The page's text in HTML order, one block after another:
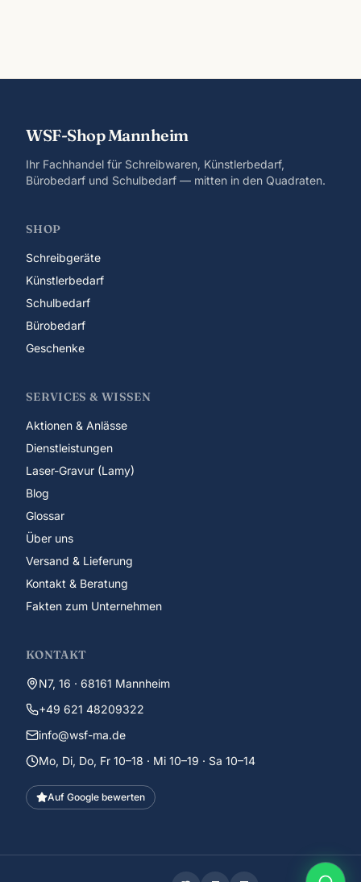
WSF-Shop Mannheim
Ihr Fachhandel für Schreibwaren, Künstlerbedarf,
Bürobedarf und Schulbedarf — mitten in den Quadraten.
SHOP
Schreibgeräte
Künstlerbedarf
Schulbedarf
Bürobedarf
Geschenke
SERVICES & WISSEN
Aktionen & Anlässe
Dienstleistungen
Laser-Gravur (Lamy)
Blog
Glossar
Über uns
Versand & Lieferung
Kontakt & Beratung
Fakten zum Unternehmen
KONTAKT
N7, 16 · 68161 Mannheim
+49 621 48209322
info@wsf-ma.de
Mo, Di, Do, Fr 10–18 · Mi 10–19 · Sa 10–14
Auf Google bewerten